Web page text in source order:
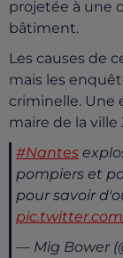
projetée à une
bâtiment.
Les causes de
mais les
criminelle. Une
maire de la ville
#Nantes
pompiers et
pour savoir
— Mig Bower